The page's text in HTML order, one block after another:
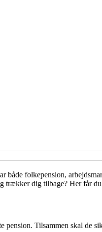
folkepension,
trækker dig tilbage? Her får
Tilsammen skal de